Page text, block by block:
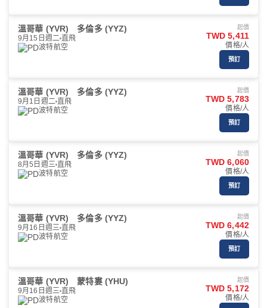
溫哥華 (YVR) 多倫多 (YYZ)
9月15日週二 直飛
波特航空
起價
TWD 5,411
價格/人
預訂
溫哥華 (YVR) 多倫多 (YYZ)
9月1日週二 直飛
波特航空
起價
TWD 5,783
價格/人
預訂
溫哥華 (YVR) 多倫多 (YYZ)
8月5日週三 直飛
波特航空
起價
TWD 6,060
價格/人
預訂
溫哥華 (YVR) 多倫多 (YYZ)
9月16日週三 直飛
波特航空
起價
TWD 6,442
價格/人
預訂
溫哥華 (YVR) 蒙特婁 (YHU)
9月16日週三 直飛
波特航空
起價
TWD 5,172
價格/人